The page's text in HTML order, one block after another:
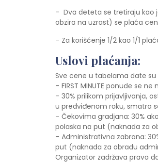
– Dva deteta se tretiraju kao
obzira na uzrast) se plaća
– Za korišćenje 1/2 kao 1/1
Uslovi plaćanja:
Sve cene u tabelama date su
– FIRST MINUTE ponude se
– 30% prilikom prijavljivanja,
u predviđenom roku, smatra
– Čekovima gradjana: 30%
polaska na put (naknada za
– Administrativna zabrana:
put (naknada za obradu
Organizator zadržava pravo